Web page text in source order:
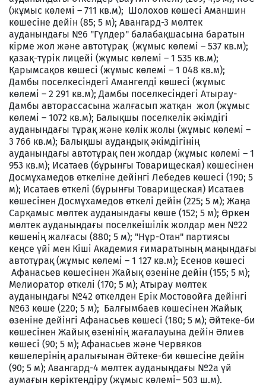
(жұмыс көлемі – 711 кв.м); Шолохов көшесі Аманшин
көшесіне дейін (85; 5 м); Авангард-3 мөлтек
ауданындағы №6 "Гүлдер" балабақшасына баратын
кірме жол және автотұрақ (жұмыс көлемі – 537 кв.м);
қазақ-түрік лицейі (жұмыс көлемі – 1 535 кв.м);
Қарымсақов көшесі (жұмыс көлемі – 1 048 кв.м);
Дамбы поселкесіндегі Амангелді көшесі (жұмыс
көлемі – 2 291 кв.м); Дамбы поселкесіндегі Атырау-
Дамбы авторассасына жалғасып жатқан жол (жұмыс
көлемі – 1072 кв.м); Балықшы поселкелік әкімдігі
ауданындағы тұрақ және көлік жолы (жұмыс көлемі –
3 766 кв.м); Балықшы аудандық әкімдігінің
ауданындағы автотұрақ пен жолдар (жұмыс көлемі – 1
953 кв.м); Исатаев (бұрынғы Товарищеская) көшесінен
Досмұхамедов өткеліне дейінгі Лебедев көшесі (190; 5
м); Исатаев өткелі (бұрынғы Товарищеская) Исатаев
көшесінен Досмұхамедов өткелі дейін (225; 5 м); Жаңа
Сарқамыс мөлтек ауданындағы көше (152; 5 м); Өркен
мөлтек ауданындағы поселкеішілік жолдар мен №22
көшенің жалғасы (880; 5 м); "Нұр-Отан" партиясы
кеңсе үйі мен Кіші Академия ғимаратының маңындағы
автотұрақ (жұмыс көлемі – 1 127 кв.м); Есенов көшесі
Афанасьев көшесінен Жайық өзеніне дейін (155; 5 м);
Мелиоратор өткелі (170; 5 м); Атырау мөлтек
ауданындағы №42 өткелден Ерік Мостовойға дейінгі
№63 көше (220; 5 м); Балғымбаев көшесінен Жайық
өзеніне дейінгі Афанасьев көшесі (180; 5 м); Әйтеке-би
көшесінен Жайық өзенінің жағалауына дейін Әлиев
көшесі (90; 5 м); Афанасьев және Червяков
көшелерінің аралығынан Әйтеке-би көшесіне дейін
(90; 5 м); Авангард-4 мөлтек ауданындағы №2а үй
аумағын көріктендіру (жұмыс көлемі– 503 ш.м).